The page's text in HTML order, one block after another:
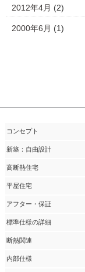
2012年4月 (2)
2000年6月 (1)
コンセプト
新築：自由設計
高断熱住宅
平屋住宅
アフター・保証
標準仕様の詳細
断熱関連
内部仕様